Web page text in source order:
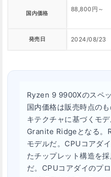
国内価格
88,800円～
発売日 2024/08/23
Ryzen 9 9900Xのスペ
国内価格は販売時点の
キテクチャに基づくモ
Granite Ridgeとなる。
モデルだ。CPUコアダ
たチップレット構造を
だ。CPUコアダイのプ